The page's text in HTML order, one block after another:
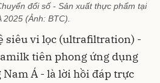
đổi số - Sản xuất thực phẩm tại
2025 (Ảnh: BTC).
siêu vi lọc (ultrafiltration) -
tiên phong ứng dụng
Á - là lời hồi đáp trực